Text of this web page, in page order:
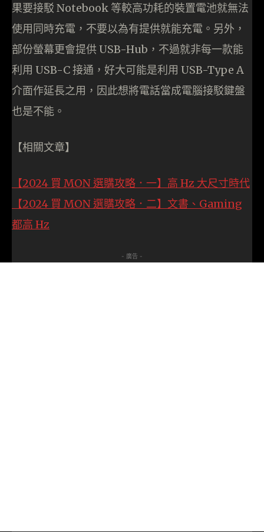
果要接駁 Notebook 等較高功耗的裝置電池就無法
使用同時充電，不要以為有提供就能充電。另外，
部份螢幕更會提供 USB-Hub，不過就非每一款能
利用 USB-C 接通，好大可能是利用 USB-Type A
介面作延長之用，因此想將電話當成電腦接駁鍵盤
也是不能。
【相關文章】
【2024 買 MON 選購攻略．一】高 Hz 大尺寸時代
【2024 買 MON 選購攻略．二】文書、Gaming
都高 Hz
- 廣告 -